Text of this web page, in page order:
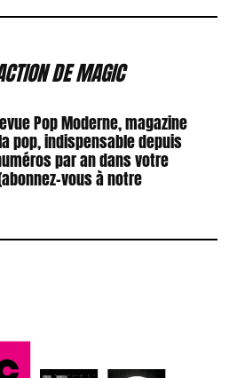
DE MAGIC
Pop Moderne, magazine
pop, indispensable depuis
par an dans votre
vous à notre